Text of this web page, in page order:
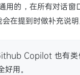
用的，在所有对话窗
在提到时做补充说明
Copilot 也有类
用。